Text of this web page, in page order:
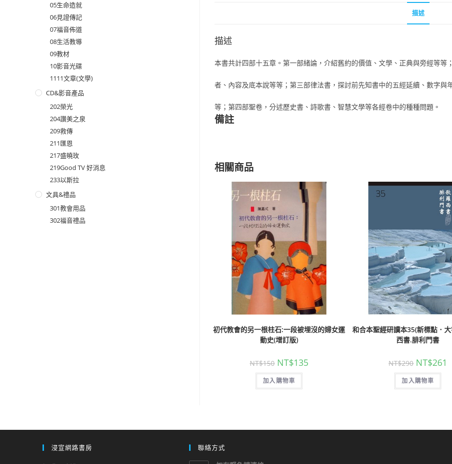
描述
描述
本書共計四部十五章。第一部緒論，介紹舊約的價值、文學、正典與旁經等等
者、內容及底本說等等；第三部律法書，探討前先知書中的五經延續、數字與
等；第四部聖卷，分述歷史書、詩歌書、智慧文學等各經卷中的種種問題。
備註
相關商品
初代教會的另一根柱石:一段被埋沒的婦女運
動史(增訂版)
NT$150 NT$135
加入購物車
和合本聖經研讀本35(新標點．
西書.腓利門書
NT$290 NT$261
加入購物車
05生命造就
06見證傳記
07福音佈道
08生活教導
09教材
10影音光碟
1111文章(文學)
CD&影音產品
202榮光
204讚美之泉
209救傳
211匯恩
217盛曉玫
219Good TV 好消息
233以斯拉
文具&禮品
301教會用品
302福音禮品
浸宣網路書房 聯絡方式